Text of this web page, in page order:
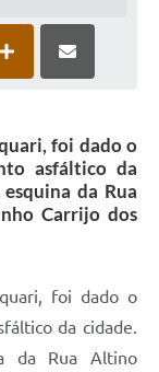
foi dado o
asfáltico da
da Rua
Carrijo dos
foi dado o
da cidade.
da Rua Altino